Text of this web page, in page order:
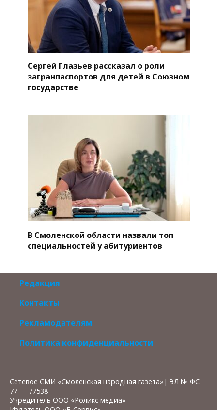
Сергей Глазьев рассказал о роли
загранпаспортов для детей в Союзном
государстве
В Смоленской области назвали топ
специальностей у абитуриентов
Редакция
Контакты
Рекламодателям
Политика конфиденциальности
Сетевое СМИ «Смоленская народная газета»| ЭЛ № ФС
77 — 77538
Учредитель ООО «Роликс медиа»